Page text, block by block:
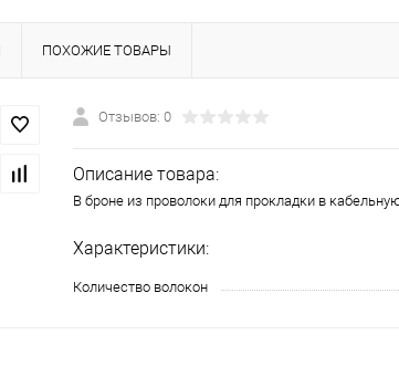
ПОХОЖИЕ ТОВАРЫ
Отзывов: 0
Описание товара:
В броне из проволоки для прокладки в
Характеристики:
Количество волокон